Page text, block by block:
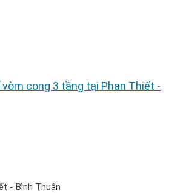
cong 3 tầng tại Phan Thiết -
- Bình Thuận